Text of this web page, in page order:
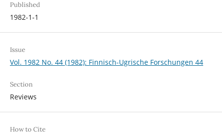
Published
1982-1-1
Issue
Vol. 1982 No. 44 (1982): Finnisch-Ugrische Forschungen 44
Section
Reviews
How to Cite